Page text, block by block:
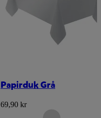
Papirduk Grå
69,90 kr